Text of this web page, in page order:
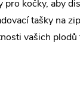
pro kočky, aby
tašky na
vašich plodů